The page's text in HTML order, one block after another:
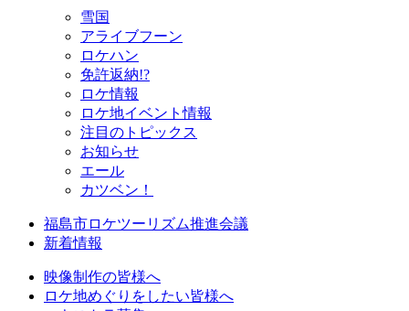
雪国
アライブフーン
ロケハン
免許返納!?
ロケ情報
ロケ地イベント情報
注目のトピックス
お知らせ
エール
カツベン！
福島市ロケツーリズム推進会議
新着情報
映像制作の皆様へ
ロケ地めぐりをしたい皆様へ